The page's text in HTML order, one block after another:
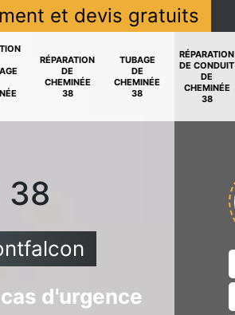
et devis gratuits
RÉPARATION
DE
CHEMINÉE
38
TUBAGE
DE
CHEMINÉE
38
RÉPARATION
DE CONDUIT
DE
CHEMINÉE
38
38
d'urgence